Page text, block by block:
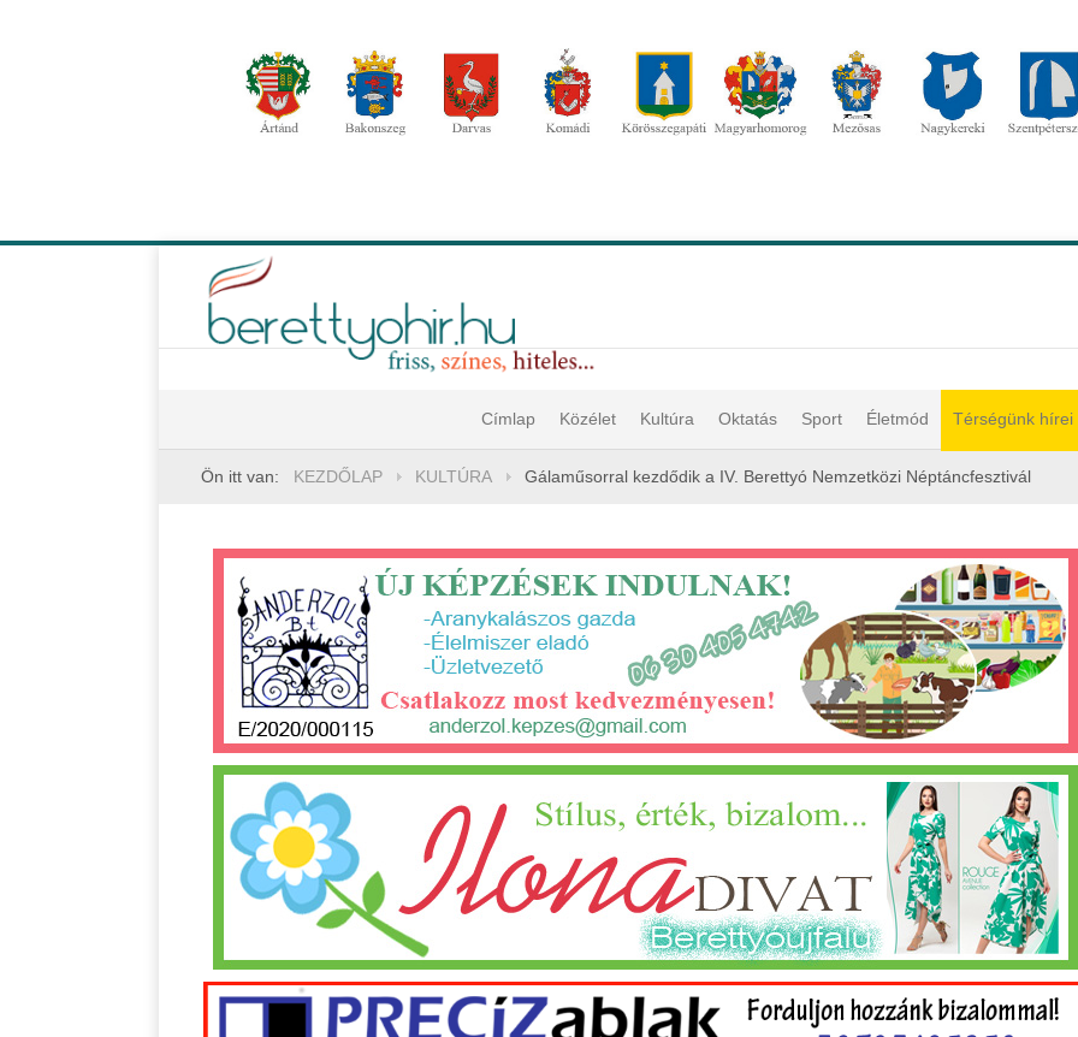
Címlap Közélet Kultúra Oktatás Sport Életmód Térségünk hírei
Ön itt van: KEZDŐLAP KULTÚRA Gálaműsorral kezdődik a IV. Berettyó Nemzetközi Néptáncfesztivál